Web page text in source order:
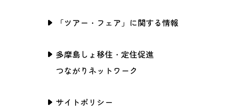
「ツアー・フェア」に関する情報
多摩島しょ移住・定住促進
つながりネットワーク
サイトポリシー